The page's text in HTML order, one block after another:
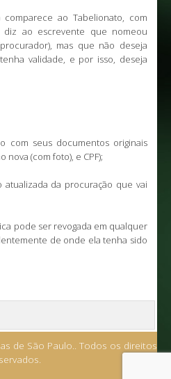
comparece ao Tabelionato, com
diz ao escrevente que nomeou
mas que não deseja
validade, e por isso, deseja
com seus documentos originais
nova (com foto), e CPF);
da procuração que vai
pode ser revogada em qualquer
de onde ela tenha sido
de São Paulo.. Todos os direitos